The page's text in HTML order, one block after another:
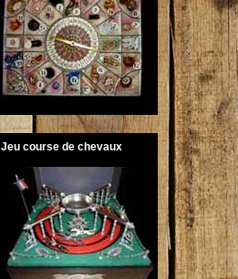
Jeu course de chevaux